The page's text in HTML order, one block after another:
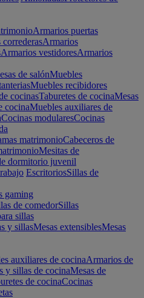
Armarios puertas
Armarios
Armarios vestidoresArmarios
de salónMuebles
Muebles recibidores
cocinasTaburetes de cocinaMesas
cocinaMuebles auxiliares de
Cocinas modularesCocinas
matrimonioCabeceros de
Mesitas de
dormitorio juvenil
EscritoriosSillas de
gaming
de comedorSillas
sillas
y sillasMesas extensiblesMesas
auxiliares de cocinaArmarios de
y sillas de cocinaMesas de
de cocinaCocinas